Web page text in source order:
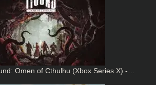
Omen of Cthulhu (Xbox Series X) -…